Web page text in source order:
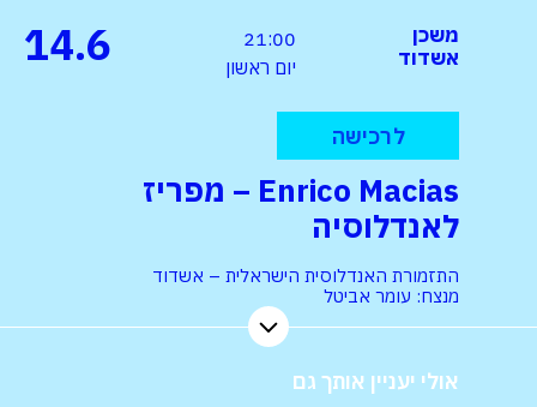
משכן
אשדוד
21:00
יום ראשון
14.6
לרכישה
Enrico Macias – מפריז
לאנדלוסיה
התזמורת האנדלוסית הישראלית – אשדוד
מנצח: עומר אביטל
אולי יעניין אותך גם